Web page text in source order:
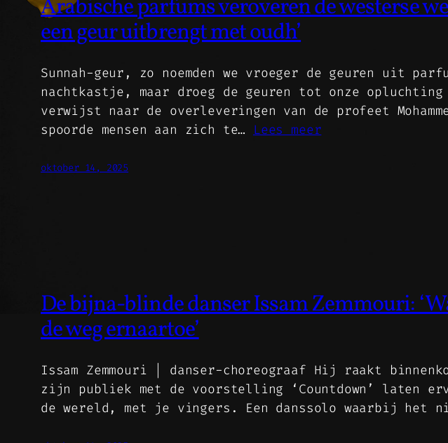
Arabische parfums veroveren de westerse
een geur uitbrengt met oudh’
Sunnah-geur, zo noemden we vroeger de geuren uit
nachtkastje, maar droeg de geuren tot onze opluchting
verwijst naar de overleveringen van de profeet
spoorde mensen aan zich te… Lees meer
oktober 14, 2025
De bijna-blinde danser Issam Zemmouri:
de weg ernaartoe’
Issam Zemmouri | danser-choreograaf Hij raakt
zijn publiek met de voorstelling ‘Countdown’ laten
de wereld, met je vingers. Een danssolo waarbij het